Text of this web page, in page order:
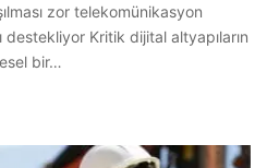
zor telekomünikasyon
destekliyor Kritik dijital altyapıların
bir…